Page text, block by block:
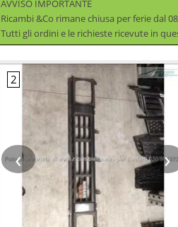
AVVISO IMPORTANTE
Ricambi &Co rimane chiusa per ferie dal
Tutti gli ordini e le richieste ricevute in
‹ ›